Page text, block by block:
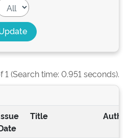
1 (Search time: 0.951 seconds).
Title